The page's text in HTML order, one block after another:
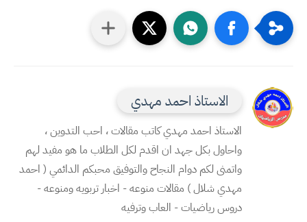
الاستاذ احمد مهدي
الاستاذ احمد مهدي كاتب مقالات ، احب التدوين ،
واحاول بكل جهد ان اقدم لكل الطلاب ما هو مفيد لهم
واتمنى لكم دوام النجاح والتوفيق محبكم الدائمي ( احمد
مهدي شلال ) مقالات منوعه - اخبار تربويه ومنوعه -
دروس رياضيات - العاب وترفيه